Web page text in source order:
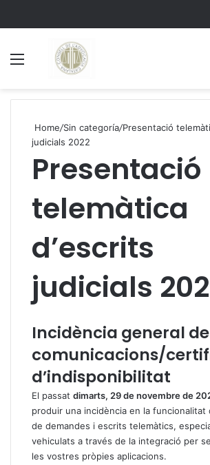
Home/Sin categoría/Presentació
judicials 2022
Presentació
telemàtica
d’escrits
judicials
Incidència general de
comunicacions/
d’indisponibilitat
El passat dimarts, 29 de novembre de
produir una incidència en la funcionalitat
de demandes i escrits telemàtics,
vehiculats a través de la integració per
les vostres pròpies aplicacions.